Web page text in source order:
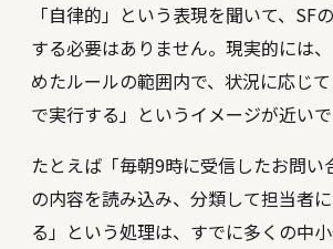
「自律的」という表現を聞いて、SF
する必要はありません。現実的には
めたルールの範囲内で、状況に応じ
で実行する」というイメージが近いで
たとえば「毎朝9時に受信したお問い
の内容を読み込み、分類して担当者
る」という処理は、すでに多くの中